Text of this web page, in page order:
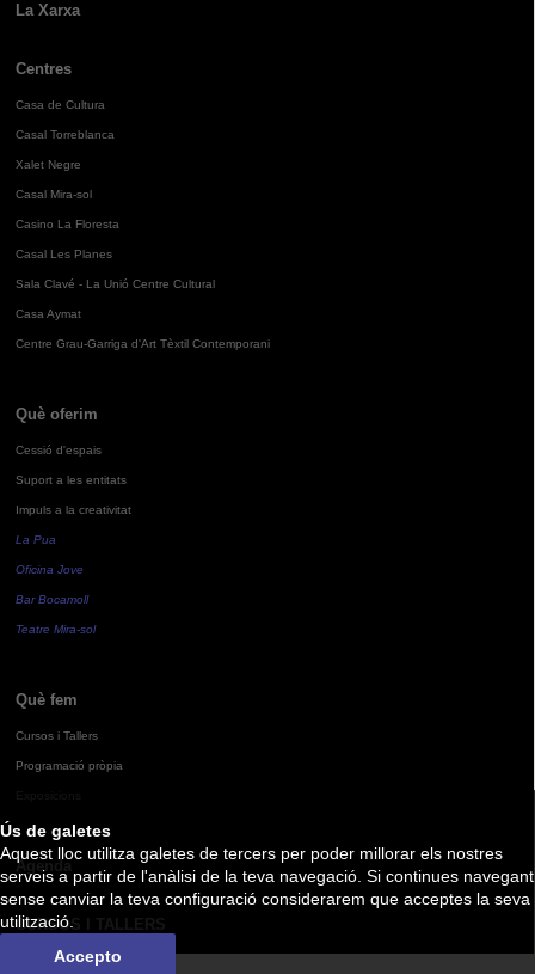
Ús de galetes
Aquest lloc utilitza galetes de tercers per poder millorar els nostres
serveis a partir de l'anàlisi de la teva navegació. Si continues navegant
sense canviar la teva configuració considerarem que acceptes la seva
utilització.
Accepto
La Xarxa
Centres
Casa de Cultura
Casal Torreblanca
Xalet Negre
Casal Mira-sol
Casino La Floresta
Casal Les Planes
Sala Clavé - La Unió Centre Cultural
Casa Aymat
Centre Grau-Garriga d'Art Tèxtil Contemporani
Què oferim
Cessió d'espais
Suport a les entitats
Impuls a la creativitat
La Pua
Oficina Jove
Bar Bocamoll
Teatre Mira-sol
Què fem
Cursos i Tallers
Programació pròpia
Agenda
CURSOS I TALLERS